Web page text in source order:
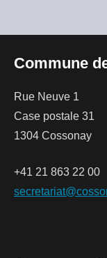
Commune
Rue Neuve 1
Case postale 31
1304 Cossonay
+41 21 863 22 00